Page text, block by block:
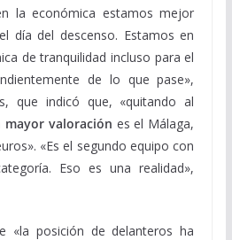
la económica estamos mejor
día del descenso. Estamos en
de tranquilidad incluso para el
de lo que pase»,
que indicó que, «quitando al
mayor valoración es el Málaga,
«Es el segundo equipo con
Eso es una realidad»,
«la posición de delanteros ha